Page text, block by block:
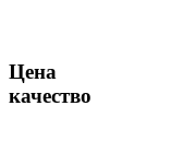
Цена
качество